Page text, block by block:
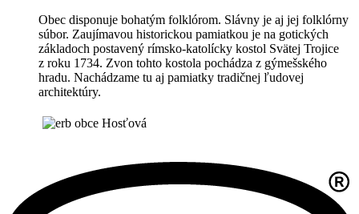
Obec disponuje bohatým folklórom. Slávny je aj jej folklórny
súbor. Zaujímavou historickou pamiatkou je na gotických
základoch postavený rímsko-katolícky kostol Svätej Trojice
z roku 1734. Zvon tohto kostola pochádza z gýmešského
hradu. Nachádzame tu aj pamiatky tradičnej ľudovej
architektúry.